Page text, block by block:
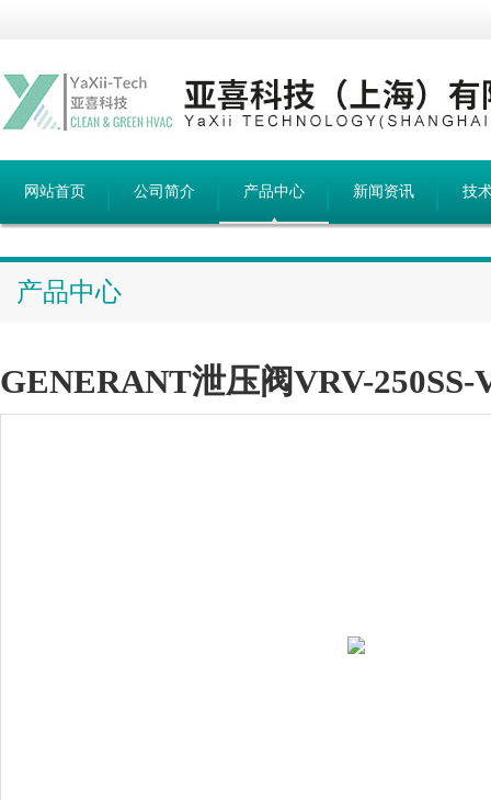
网站首页 公司简介 产品中心 新闻资讯 技
产品中心
GENERANT泄压阀VRV-250SS-